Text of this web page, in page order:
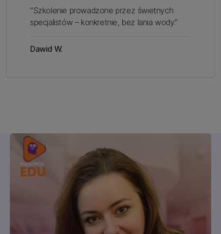
"Szkolenie prowadzone przez świetnych
specjalistów – konkretnie, bez lania wody."
Dawid W.